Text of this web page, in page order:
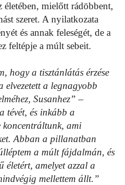
mielőtt rádöbbent,
szeret. A nyilatkozata
és annak feleségét, de a
feltépje a múlt sebeit.
hogy a tisztánlátás érzése
a legnagyobb
Susanhez” –
tévét, és inkább a
koncentráltunk, ami
Abban a pillanatban
a múlt fájdalmán, és
életért, amelyet azzal a
mellettem állt.”